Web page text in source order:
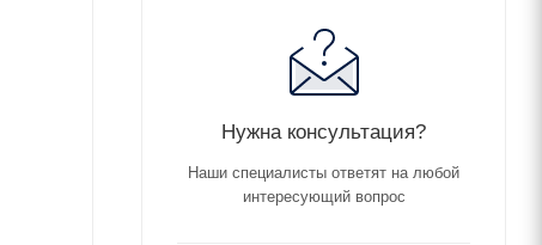
Нужна консультация?
Наши специалисты ответят на любой
интересующий вопрос